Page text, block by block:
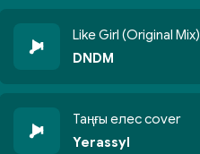
Like Girl (Original Mix)
DNDM
Таңғы елес cover
Yerassyl